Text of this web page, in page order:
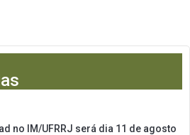
no IM/UFRRJ será dia 11 de agosto